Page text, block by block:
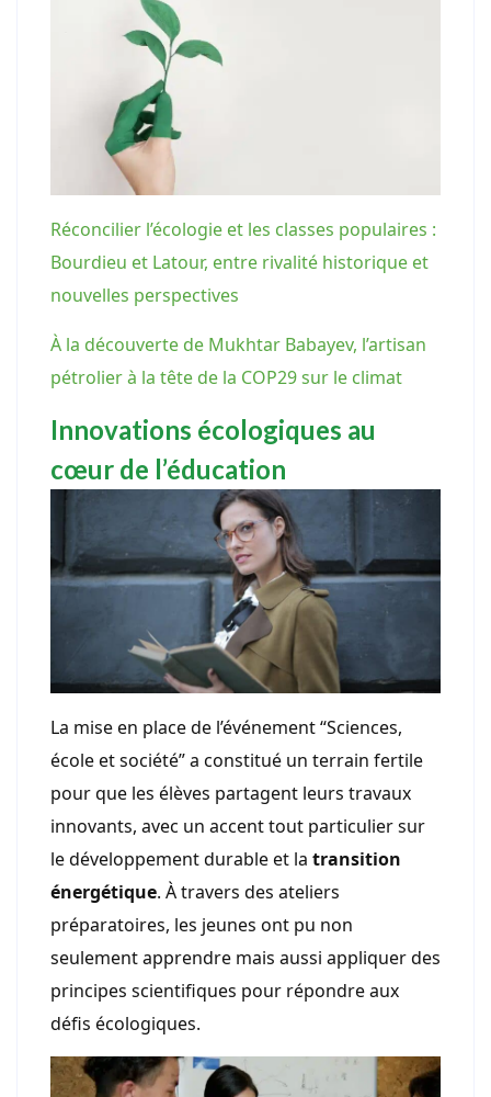
Réconcilier l’écologie et les classes populaires :
Bourdieu et Latour, entre rivalité historique et
nouvelles perspectives
À la découverte de Mukhtar Babayev, l’artisan
pétrolier à la tête de la COP29 sur le climat
Innovations écologiques au
cœur de l’éducation
La mise en place de l’événement “Sciences,
école et société” a constitué un terrain fertile
pour que les élèves partagent leurs travaux
innovants, avec un accent tout particulier sur
le développement durable et la transition
énergétique. À travers des ateliers
préparatoires, les jeunes ont pu non
seulement apprendre mais aussi appliquer des
principes scientifiques pour répondre aux
défis écologiques.